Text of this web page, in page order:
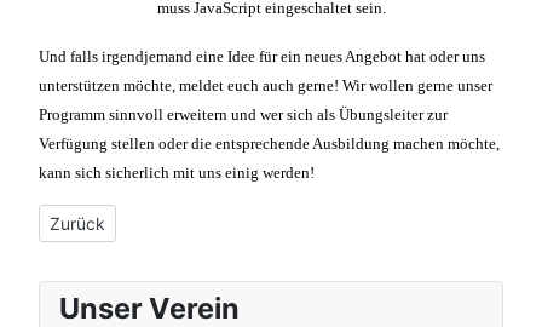
Unser Verein
muss JavaScript eingeschaltet sein.
Und falls irgendjemand eine Idee für ein neues Angebot hat oder uns
unterstützen möchte, meldet euch auch gerne! Wir wollen gerne unser
Programm sinnvoll erweitern und wer sich als Übungsleiter zur
Verfügung stellen oder die entsprechende Ausbildung machen möchte,
kann sich sicherlich mit uns einig werden!
Vorheriger Beitrag: Sitzgymnastik für Senioren
Zurück